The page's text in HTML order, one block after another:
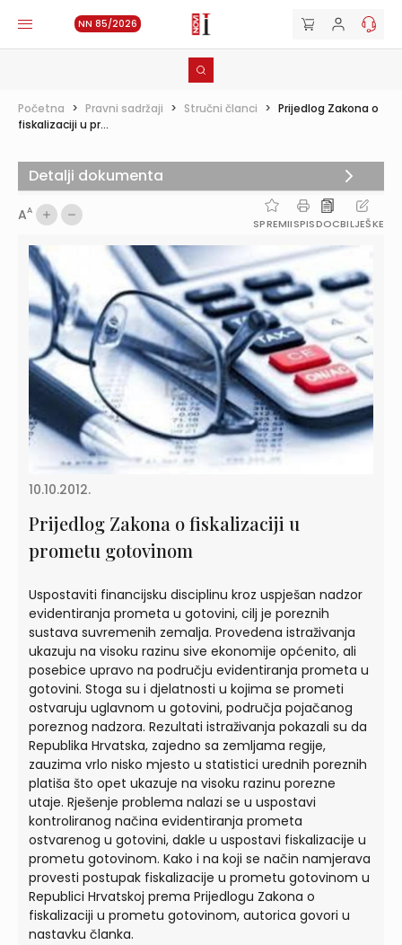
NN 85/2026
Početna > Pravni sadržaji > Stručni članci > Prijedlog Zakona o
fiskalizaciji u pr...
AA
SPREMIISPISDOCBILJEŠKE
10.10.2012.
Prijedlog Zakona o fiskalizaciji u
prometu gotovinom
Uspostaviti financijsku disciplinu kroz uspješan nadzor
evidentiranja prometa u gotovini, cilj je poreznih
sustava suvremenih zemalja. Provedena istraživanja
ukazuju na visoku razinu sive ekonomije općenito, ali
posebice upravo na području evidentiranja prometa u
gotovini. Stoga su i djelatnosti u kojima se prometi
ostvaruju uglavnom u gotovini, područja pojačanog
poreznog nadzora. Rezultati istraživanja pokazali su da
Republika Hrvatska, zajedno sa zemljama regije,
zauzima vrlo nisko mjesto u statistici urednih poreznih
platiša što opet ukazuje na visoku razinu porezne
utaje. Rješenje problema nalazi se u uspostavi
kontroliranog načina evidentiranja prometa
ostvarenog u gotovini, dakle u uspostavi fiskalizacije u
prometu gotovinom. Kako i na koji se način namjerava
provesti postupak fiskalizacije u prometu gotovinom u
Republici Hrvatskoj prema Prijedlogu Zakona o
fiskalizaciji u prometu gotovinom, autorica govori u
nastavku članka.
Detalji dokumenta